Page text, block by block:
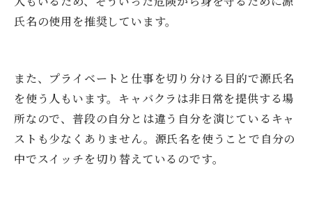
氏名の使用を推奨しています。
また、プライベートと仕事を切り分ける目的で源氏名
を使う人もいます。キャバクラは非日常を提供する場
所なので、普段の自分とは違う自分を演じているキャ
ストも少なくありません。源氏名を使うことで自分の
中でスイッチを切り替えているのです。